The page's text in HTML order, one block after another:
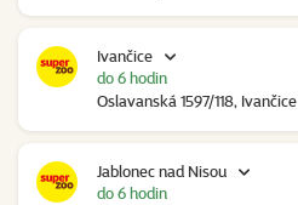
Ivančice
Oslavanská 1597/118, Ivančice
do 6 hodin
Jablonec nad Nisou
do 6 hodin